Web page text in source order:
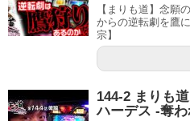
【まりも道】念願
からの逆転劇を鷹
宗】
144-2 まりも
ハーデス -奪